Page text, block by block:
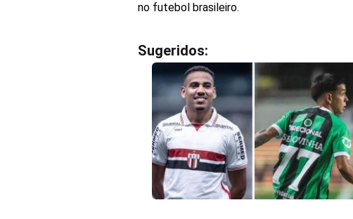
no futebol brasileiro.
Sugeridos: